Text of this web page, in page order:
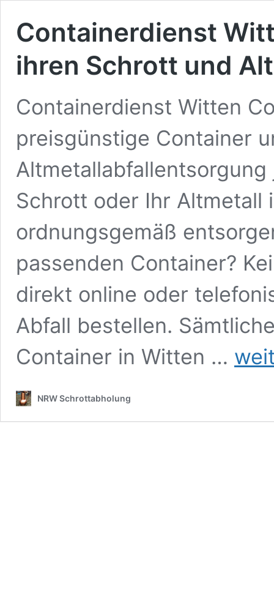
Containerdienst
ihren Schrott und
Containerdienst Witten
preisgünstige Container
Schrott oder Ihr Altmetall
ordnungsgemäß
passenden Container?
direkt online oder
Abfall bestellen.
Container in Witten …
Witten
Schrott
NRW Schrottabholung